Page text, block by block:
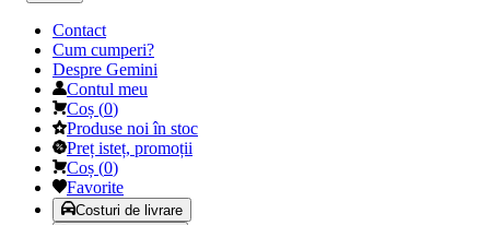
Contact
Cum cumperi?
Despre Gemini
Contul meu
Coș (0)
Produse noi în stoc
Preț isteț, promoții
Coș (0)
Favorite
Costuri de livrare